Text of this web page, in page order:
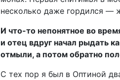
несколько даже гордился —
И что-то непонятное во
и отец вдруг начал рыдать
отмыли, а потом обратно
С тех пор я был в Оптиной